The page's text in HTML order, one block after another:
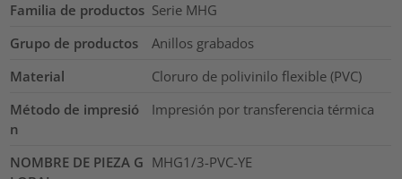
Familia de productos Serie MHG
Grupo de productos
Anillos grabados
Material
Cloruro de polivinilo flexible (PVC)
Método de impresió
n
Impresión por transferencia térmica
NOMBRE DE PIEZA G MHG1/3-PVC-YE